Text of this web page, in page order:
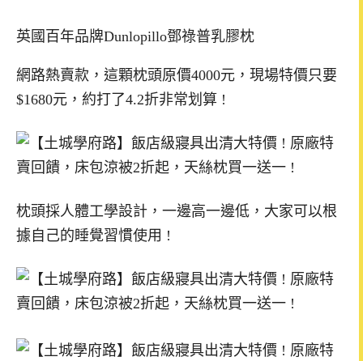
英國百年品牌Dunlopillo鄧祿普乳膠枕
網路熱賣款，這顆枕頭原價4000元，現場特價只要
$1680元，約打了4.2折非常划算 !
枕頭採人體工學設計，一邊高一邊低，大家可以根
據自己的睡覺習慣使用 !